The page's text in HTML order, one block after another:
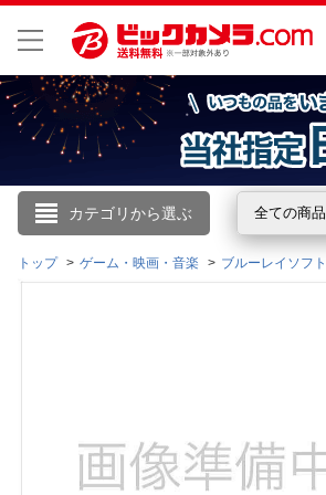
カテゴリから選ぶ 全ての商品
こんにちは
ログイン
閲覧履歴
トップ ゲーム・映画・音楽 ブルーレイソフト